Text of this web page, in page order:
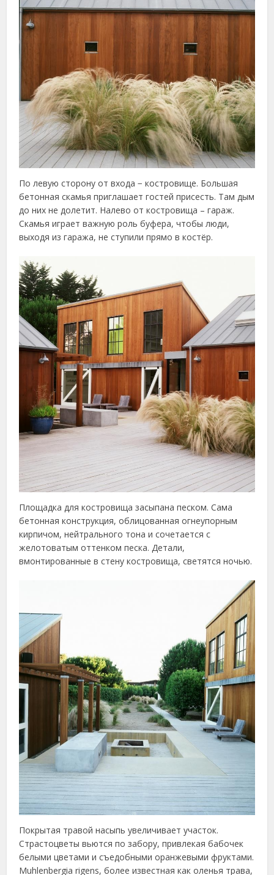
По левую сторону от входа − костровище. Большая
бетонная скамья приглашает гостей присесть. Там дым
до них не долетит. Налево от костровища – гараж.
Скамья играет важную роль буфера, чтобы люди,
выходя из гаража, не ступили прямо в костёр.
Площадка для костровища засыпана песком. Сама
бетонная конструкция, облицованная огнеупорным
кирпичом, нейтрального тона и сочетается с
желотоватым оттенком песка. Детали,
вмонтированные в стену костровища, светятся ночью.
Покрытая травой насыпь увеличивает участок.
Страстоцветы вьются по забору, привлекая бабочек
белыми цветами и съедобными оранжевыми фруктами.
Muhlenbergia rigens, более известная как оленья трава,